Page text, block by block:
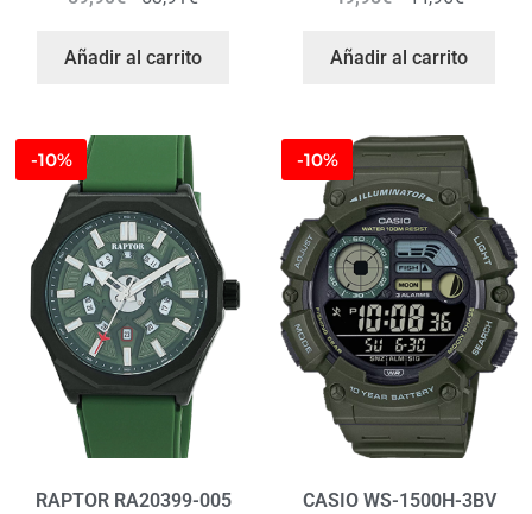
Añadir al carrito Añadir al carrito
-10%
RAPTOR RA20399-005
-10%
CASIO WS-1500H-3BV